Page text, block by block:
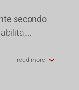
secondo